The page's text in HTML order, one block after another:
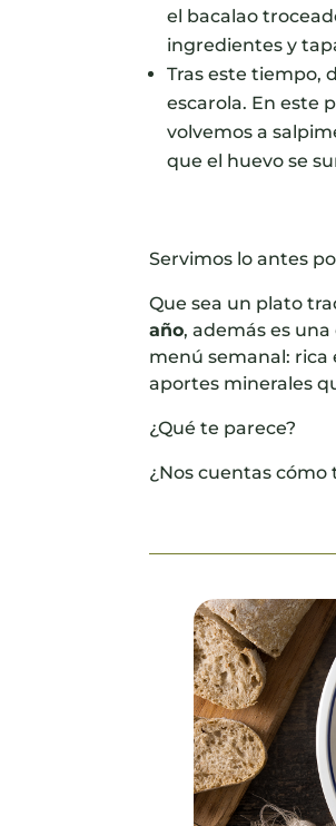
el bacalao
ingredientes y
Tras este tiempo,
escarola. En este
volvemos a
que el huevo se
Servimos lo antes
Que sea un plato
año, además es
menú semanal: rica
aportes minerales
¿Qué te parece?
¿Nos cuentas cómo